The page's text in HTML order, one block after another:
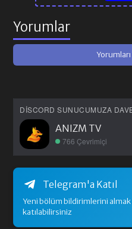
Yorumlar
DISCORD SUNUCUMUZA
ANIZM TV
766 Çevrimiçi
Telegram'a Katıl
Yeni bölüm bildirimlerini almak
katılabilirsiniz